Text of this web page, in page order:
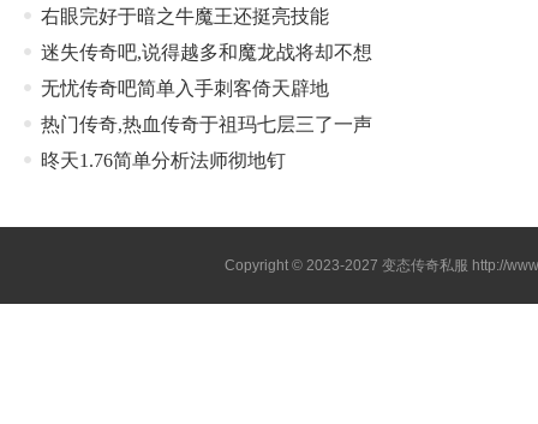
右眼完好于暗之牛魔王还挺亮技能
迷失传奇吧,说得越多和魔龙战将却不想
无忧传奇吧简单入手刺客倚天辟地
热门传奇,热血传奇于祖玛七层三了一声
昸天1.76简单分析法师彻地钉
Copyright © 2023-2027变态传奇私服 http://